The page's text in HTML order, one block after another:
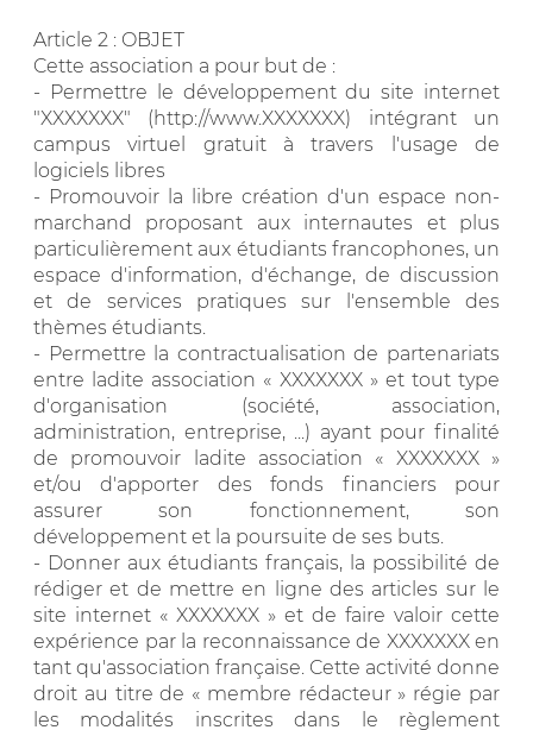
Article 2 : OBJET
Cette association a pour but de :
- Permettre le développement du site internet
"XXXXXXX" (http://www.XXXXXXX) intégrant un
campus virtuel gratuit à travers l'usage de
logiciels libres
- Promouvoir la libre création d'un espace non-
marchand proposant aux internautes et plus
particulièrement aux étudiants francophones, un
espace d'information, d'échange, de discussion
et de services pratiques sur l'ensemble des
thèmes étudiants.
- Permettre la contractualisation de partenariats
entre ladite association « XXXXXXX » et tout type
d'organisation (société, association,
administration, entreprise, ...) ayant pour finalité
de promouvoir ladite association « XXXXXXX »
et/ou d'apporter des fonds financiers pour
assurer son fonctionnement, son
développement et la poursuite de ses buts.
- Donner aux étudiants français, la possibilité de
rédiger et de mettre en ligne des articles sur le
site internet « XXXXXXX » et de faire valoir cette
expérience par la reconnaissance de XXXXXXX en
tant qu'association française. Cette activité donne
droit au titre de « membre rédacteur » régie par
les modalités inscrites dans le règlement